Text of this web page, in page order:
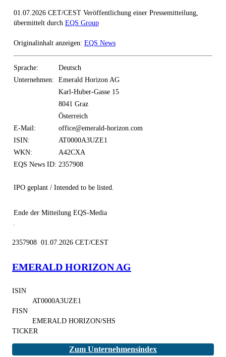
01.07.2026 CET/CEST Veröffentlichung einer Pressemitteilung,
übermittelt durch EQS Group
Originalinhalt anzeigen: EQS News
Sprache:
Deutsch
Unternehmen:
Emerald Horizon AG
Karl-Huber-Gasse 15
8041 Graz
Österreich
E-Mail:
office@emerald-horizon.com
ISIN:
AT0000A3UZE1
WKN:
A42CXA
EQS News ID: 2357908
IPO geplant / Intended to be listed.
Ende der Mitteilung EQS-Media
2357908 01.07.2026 CET/CEST
EMERALD HORIZON AG
ISIN
AT0000A3UZE1
FISN
EMERALD HORIZON/SHS
TICKER
Zum Unternehmensindex